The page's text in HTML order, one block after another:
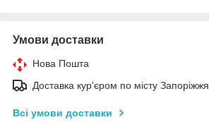
Умови доставки
Нова Пошта
Доставка кур'єром по місту Запоріжжя
Всі умови доставки